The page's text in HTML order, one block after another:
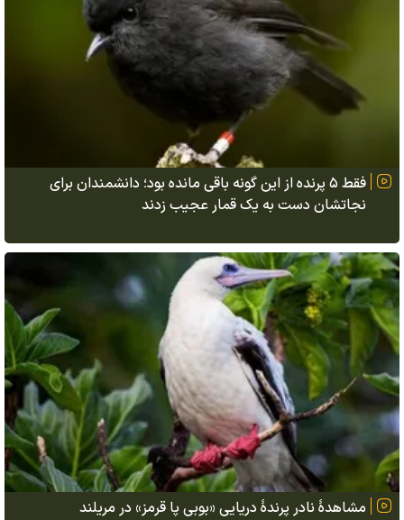
فقط ۵ پرنده از این گونه باقی مانده بود؛ دانشمندان برای
نجاتشان دست به یک قمار عجیب زدند
مشاهدهٔ نادر پرندهٔ دریایی «بوبی پا قرمز» در مریلند